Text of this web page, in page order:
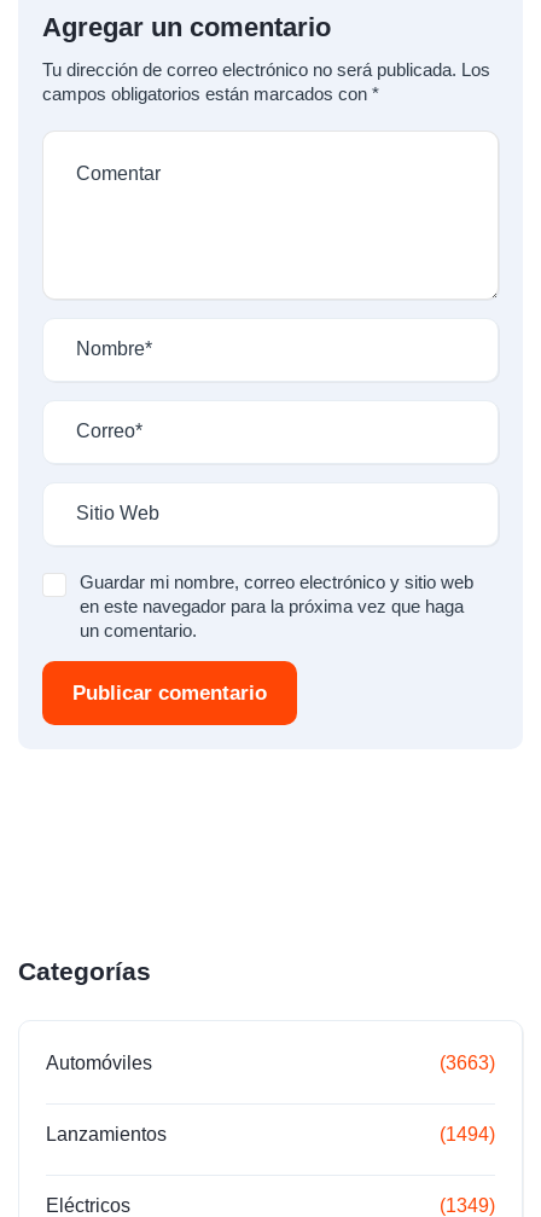
Agregar un comentario
Tu dirección de correo electrónico no será publicada. Los
campos obligatorios están marcados con *
Guardar mi nombre, correo electrónico y sitio web
en este navegador para la próxima vez que haga
un comentario.
Publicar comentario
Categorías
Automóviles (3663)
Lanzamientos (1494)
Eléctricos (1349)